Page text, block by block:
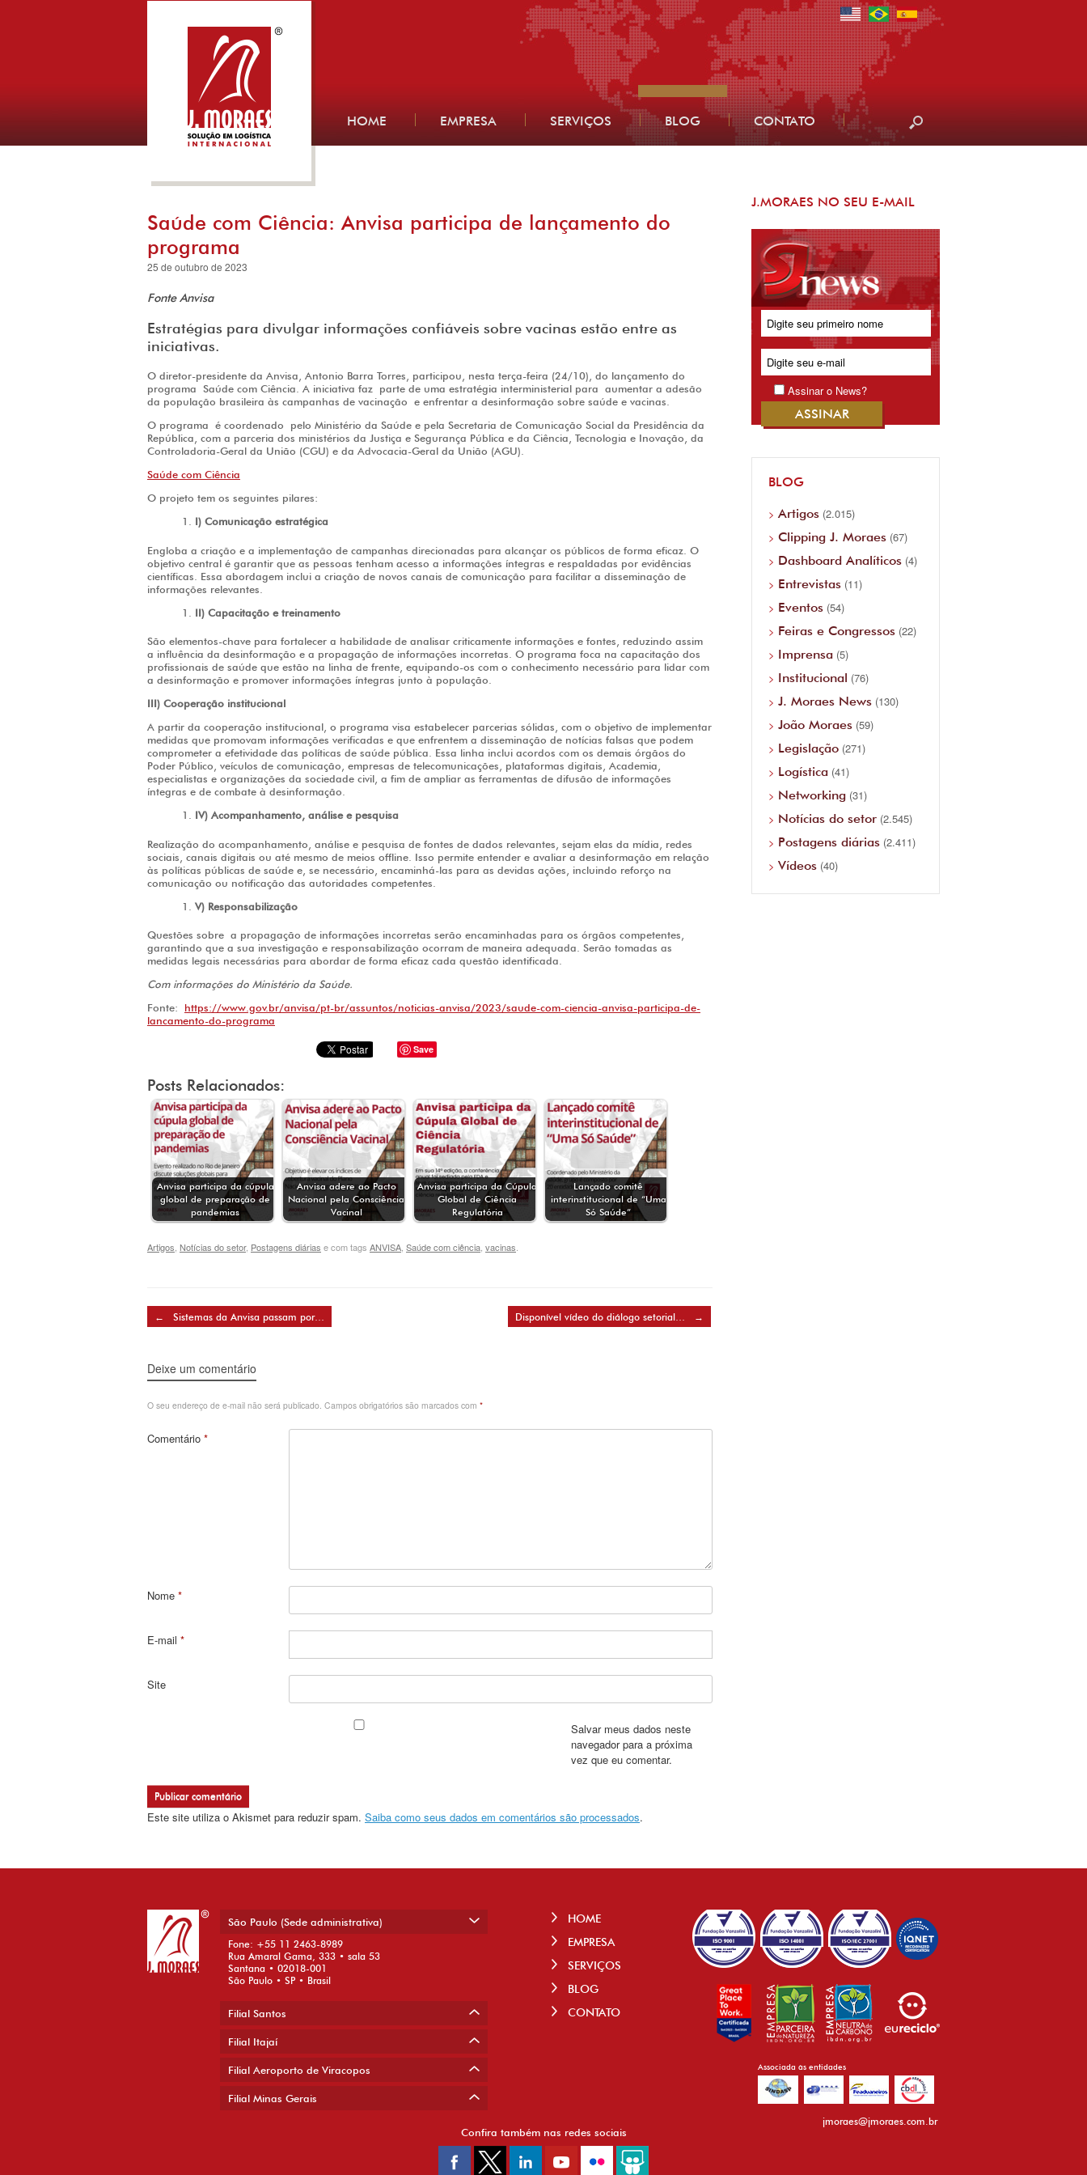
HOME EMPRESA SERVIÇOS BLOG CONTATO
Saúde com Ciência: Anvisa participa de lançamento do
programa
25 de outubro de 2023
Fonte Anvisa
Estratégias para divulgar informações confiáveis sobre vacinas estão entre as
iniciativas.
O diretor-presidente da Anvisa, Antonio Barra Torres, participou, nesta terça-feira (24/10), do lançamento do
programa Saúde com Ciência. A iniciativa faz parte de uma estratégia interministerial para aumentar a adesão
da população brasileira às campanhas de vacinação e enfrentar a desinformação sobre saúde e vacinas.
O programa é coordenado pelo Ministério da Saúde e pela Secretaria de Comunicação Social da Presidência da
República, com a parceria dos ministérios da Justiça e Segurança Pública e da Ciência, Tecnologia e Inovação, da
Controladoria-Geral da União (CGU) e da Advocacia-Geral da União (AGU).
Saúde com Ciência
O projeto tem os seguintes pilares:
I) Comunicação estratégica
Engloba a criação e a implementação de campanhas direcionadas para alcançar os públicos de forma eficaz. O
objetivo central é garantir que as pessoas tenham acesso a informações íntegras e respaldadas por evidências
científicas. Essa abordagem inclui a criação de novos canais de comunicação para facilitar a disseminação de
informações relevantes.
II) Capacitação e treinamento
São elementos-chave para fortalecer a habilidade de analisar criticamente informações e fontes, reduzindo assim
a influência da desinformação e a propagação de informações incorretas. O programa foca na capacitação dos
profissionais de saúde que estão na linha de frente, equipando-os com o conhecimento necessário para lidar com
a desinformação e promover informações íntegras junto à população.
III) Cooperação institucional
A partir da cooperação institucional, o programa visa estabelecer parcerias sólidas, com o objetivo de implementar
medidas que promovam informações verificadas e que enfrentem a disseminação de notícias falsas que podem
comprometer a efetividade das políticas de saúde pública. Essa linha inclui acordos com os demais órgãos do
Poder Público, veículos de comunicação, empresas de telecomunicações, plataformas digitais, Academia,
especialistas e organizações da sociedade civil, a fim de ampliar as ferramentas de difusão de informações
íntegras e de combate à desinformação.
IV) Acompanhamento, análise e pesquisa
Realização do acompanhamento, análise e pesquisa de fontes de dados relevantes, sejam elas da mídia, redes
sociais, canais digitais ou até mesmo de meios offline. Isso permite entender e avaliar a desinformação em relação
às políticas públicas de saúde e, se necessário, encaminhá-las para as devidas ações, incluindo reforço na
comunicação ou notificação das autoridades competentes.
V) Responsabilização
Questões sobre a propagação de informações incorretas serão encaminhadas para os órgãos competentes,
garantindo que a sua investigação e responsabilização ocorram de maneira adequada. Serão tomadas as
medidas legais necessárias para abordar de forma eficaz cada questão identificada.
Com informações do Ministério da Saúde.
Fonte: https://www.gov.br/anvisa/pt-br/assuntos/noticias-anvisa/2023/saude-com-ciencia-anvisa-participa-de-
lancamento-do-programa
Save
Posts Relacionados:
Anvisa participa da cúpula
global de preparação de
pandemias
Anvisa adere ao Pacto
Nacional pela Consciência
Vacinal
Anvisa participa da Cúpula
Global de Ciência
Regulatória
Lançado comitê
interinstitucional de “Uma
Só Saúde”
Artigos Notícias do setor, Postagens diárias e com tags ANVISA Saúde com ciência vacinas
Post navigation
← Sistemas da Anvisa passam por… Disponível vídeo do diálogo setorial… →
Deixe um comentário
O seu endereço de e-mail não será publicado. Campos obrigatórios são marcados com *
Comentário *
Nome *
E-mail *
Site
Salvar meus dados neste
navegador para a próxima
vez que eu comentar.
Este site utiliza o Akismet para reduzir spam. Saiba como seus dados em comentários são processados.
J.MORAES NO SEU E-MAIL
Assinar o News?
BLOG
Artigos (2.015)
Clipping J. Moraes (67)
Dashboard Analíticos (4)
Entrevistas (11)
Eventos (54)
Feiras e Congressos (22)
Imprensa (5)
Institucional (76)
J. Moraes News (130)
João Moraes (59)
Legislação (271)
Logística (41)
Networking (31)
Notícias do setor (2.545)
Postagens diárias (2.411)
Vídeos (40)
São Paulo (Sede administrativa)
Fone: +55 11 2463-8989
Rua Amaral Gama, 333 • sala 53
Santana • 02018-001
São Paulo • SP • Brasil
Filial Santos
Filial Itajaí
Filial Aeroporto de Viracopos
Filial Minas Gerais
HOME
EMPRESA
SERVIÇOS
BLOG
CONTATO
Associada às entidades
jmoraes@jmoraes.com.br
Confira também nas redes sociais